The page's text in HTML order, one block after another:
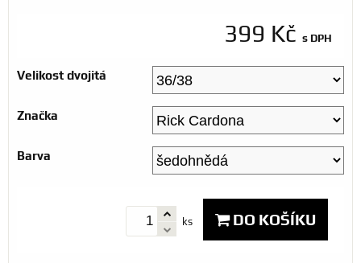
399 Kč s DPH
Velikost dvojitá
Značka
Barva
ks DO KOŠÍKU